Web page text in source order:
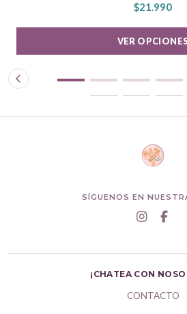
$21.990
VER OPCIONES
SÍGUENOS EN
¡CHATEA CON
CONTACTO